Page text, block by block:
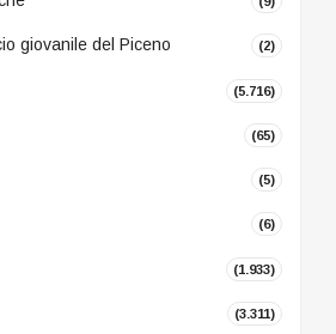
giovanile del Piceno (2)
(5.716)
(65)
(5)
(6)
(1.933)
(3.311)